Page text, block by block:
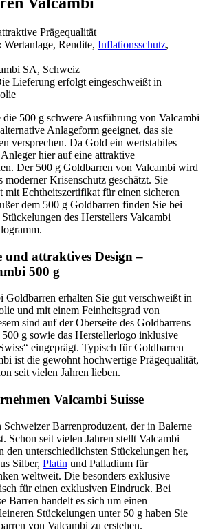
Prägequalität
Wertanlage, Rendite, Inflationsschutz,
SA, Schweiz
Lieferung erfolgt eingeschweißt in
die 500 g schwere Ausführung von Valcambi
Anlageform geeignet, das sie
versprechen. Da Gold ein wertstabiles
hier auf eine attraktive
Der 500 g Goldbarren von Valcambi wird
moderner Krisenschutz geschätzt. Sie
mit Echtheitszertifikat für einen sicheren
dem 500 g Goldbarren finden Sie bei
des Herstellers Valcambi
und attraktives Design –
500 g
Goldbarren erhalten Sie gut verschweißt in
und mit einem Feinheitsgrad von
sind auf der Oberseite des Goldbarrens
g sowie das Herstellerlogo inklusive
eingeprägt. Typisch für Goldbarren
ist die gewohnt hochwertige Prägequalität,
seit vielen Jahren lieben.
Valcambi Suisse
Schweizer Barrenproduzent, der in Balerne
Schon seit vielen Jahren stellt Valcambi
unterschiedlichsten Stückelungen her,
Silber, Platin und Palladium für
weltweit. Die besonders exklusive
für einen exklusiven Eindruck. Bei
Barren handelt es sich um einen
Stückelungen unter 50 g haben Sie
von Valcambi zu erstehen.